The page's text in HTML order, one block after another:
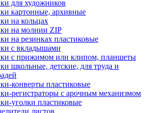
для художников
картонные, архивные
на кольцах
на молнии ZIP
на резинках пластиковые
с вкладышами
с прижимом или клипом, планшеты
школьные, детские, для труда и
конверты пластиковые
регистраторы с арочным механизмом
уголки пластиковые
листов